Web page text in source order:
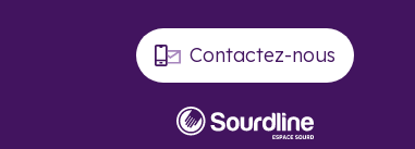
hausse est bien visible sur cinq ans (+ 22 %).
Contactez-nous